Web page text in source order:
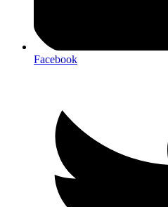
Facebook